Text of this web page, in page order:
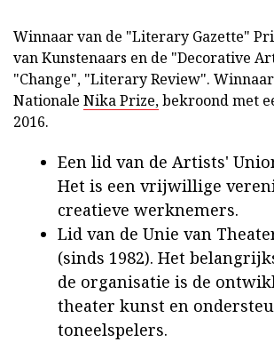
Winnaar van de "Literary Gazette"
van Kunstenaars en de "Decorative
"Change", "Literary Review".
Nationale Nika Prize,bekroond met
2016.
Een lid van de Artists'
Het is een vrijwillige
creatieve werknemers.
Lid van de Unie van
(sinds 1982). Het
de organisatie is de
theater kunst en
toneelspelers.